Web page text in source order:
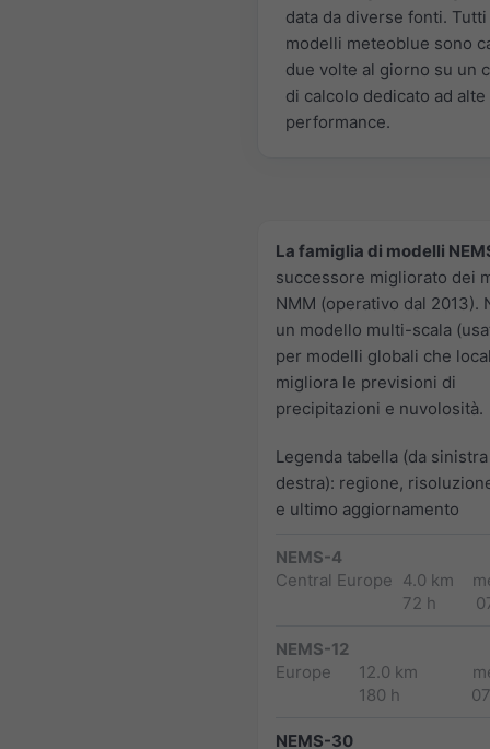
data da diverse fonti.
modelli meteoblue sono
due volte al giorno su un
di calcolo dedicato ad alte
performance.
La famiglia di modelli
successore migliorato dei
NMM (operativo dal 2013).
un modello multi-scala
per modelli globali che
migliora le previsioni di
precipitazioni e nuvolosità.
Legenda tabella (da
destra): regione,
e ultimo aggiornamento
NEMS-4
Central Europe 4.0 km
72 h
NEMS-12
Europe
12.0 km
180 h
NEMS-30